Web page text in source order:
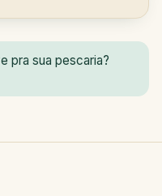
pra sua pescaria?